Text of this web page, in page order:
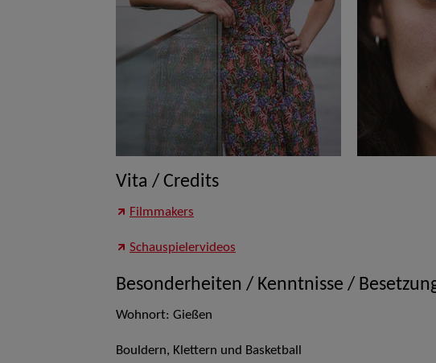
Vita / Credits
Filmmakers
Schauspielervideos
Besonderheiten / Kenntnisse /
Wohnort: Gießen
Bouldern, Klettern und Basketball